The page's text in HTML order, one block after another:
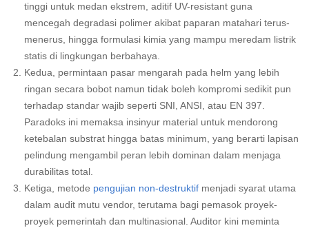
tinggi untuk medan ekstrem, aditif UV-resistant guna
mencegah degradasi polimer akibat paparan matahari terus-
menerus, hingga formulasi kimia yang mampu meredam listrik
statis di lingkungan berbahaya.
Kedua, permintaan pasar mengarah pada helm yang lebih
ringan secara bobot namun tidak boleh kompromi sedikit pun
terhadap standar wajib seperti SNI, ANSI, atau EN 397.
Paradoks ini memaksa insinyur material untuk mendorong
ketebalan substrat hingga batas minimum, yang berarti lapisan
pelindung mengambil peran lebih dominan dalam menjaga
durabilitas total.
Ketiga, metode pengujian non-destruktif menjadi syarat utama
dalam audit mutu vendor, terutama bagi pemasok proyek-
proyek pemerintah dan multinasional. Auditor kini meminta